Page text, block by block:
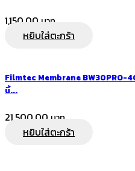
1,150.00
หยิบใส่ตะกร้า
Filmtec Membrane BW30PRO-
นิ้...
21,500.00
หยิบใส่ตะกร้า